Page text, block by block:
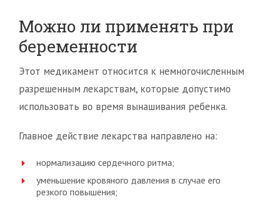
Можно ли применять при
беременности
Этот медикамент относится к немногочисленным
разрешенным лекарствам, которые допустимо
использовать во время вынашивания ребенка.
Главное действие лекарства направлено на:
нормализацию сердечного ритма;
уменьшение кровяного давления в случае его
резкого повышения;